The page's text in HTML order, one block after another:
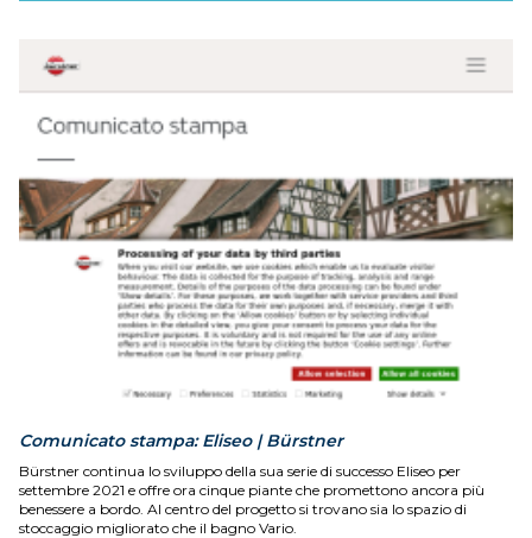
Comunicato stampa: Eliseo | Bürstner
Bürstner continua lo sviluppo della sua serie di successo Eliseo per
settembre 2021 e offre ora cinque piante che promettono ancora più
benessere a bordo. Al centro del progetto si trovano sia lo spazio di
stoccaggio migliorato che il bagno Vario.